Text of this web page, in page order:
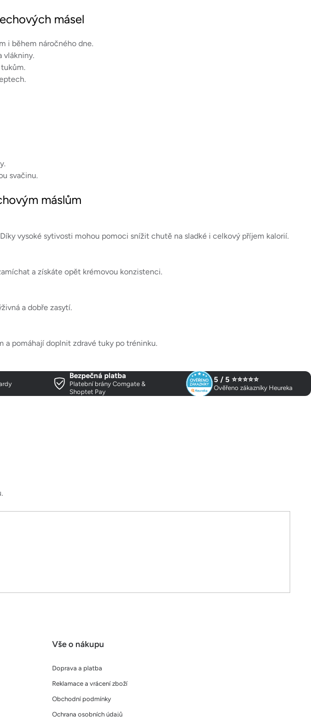
i
u
másel
i během náročného dne.
vlákniny.
svačinu.
máslům
vysoké sytivosti mohou pomoci snížit chutě na sladké i celkový příjem kalorií.
a získáte opět krémovou konzistenci.
a dobře zasytí.
a pomáhají doplnit zdravé tuky po tréninku.
Bezpečná platba
Platební brány Comgate &
Shoptet Pay
5 / 5 ⭐⭐⭐⭐⭐
Ověřeno zákazníky Heureka
Vše o nákupu
Doprava a platba
Reklamace a vrácení zboží
Obchodní podmínky
Ochrana osobních údajů